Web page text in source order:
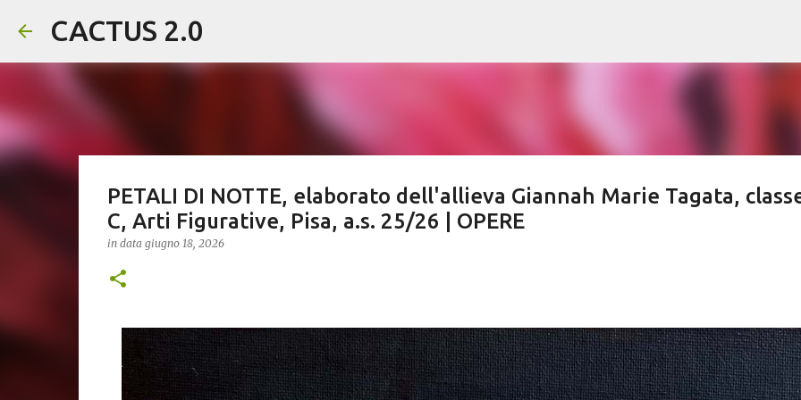
CACTUS 2.0
PETALI DI NOTTE, elaborato dell'allieva Giannah Marie Tagata,
C, Arti Figurative, Pisa, a.s. 25/26 | OPERE
in data giugno 18, 2026